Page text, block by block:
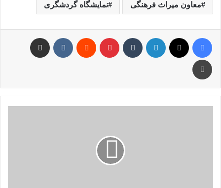
معاون میراث فرهنگی نمایشگاه گردشگری
فیس بوک لینکدین ‫تامبلر ‫پین‌ترست ‫رددیت ‫VKontakte
چاپ